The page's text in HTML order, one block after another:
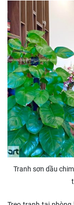
Tranh sơn dầu